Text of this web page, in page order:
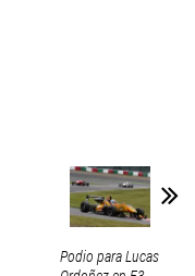
Podio para Lucas